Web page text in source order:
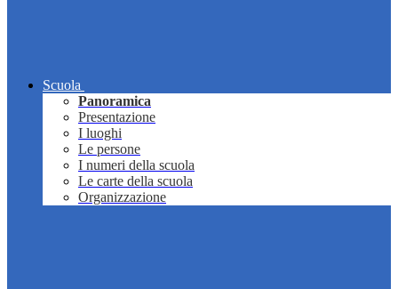
Scuola
Panoramica
Presentazione
I luoghi
Le persone
I numeri della scuola
Le carte della scuola
Organizzazione